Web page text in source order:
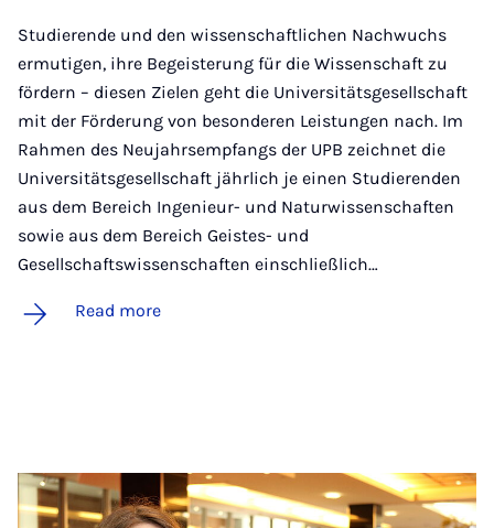
Studierende und den wissenschaftlichen Nachwuchs
ermutigen, ihre Begeisterung für die Wissenschaft zu
fördern – diesen Zielen geht die Universitätsgesellschaft
mit der Förderung von besonderen Leistungen nach. Im
Rahmen des Neujahrsempfangs der UPB zeichnet die
Universitätsgesellschaft jährlich je einen Studierenden
aus dem Bereich Ingenieur- und Naturwissenschaften
sowie aus dem Bereich Geistes- und
Gesellschaftswissenschaften einschließlich…
Read more